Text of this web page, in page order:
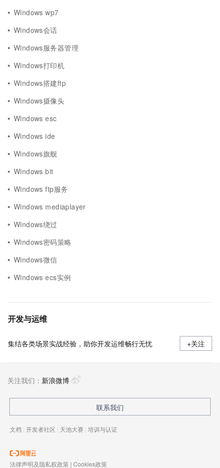
Windows wp7
Windows会话
Windows服务器管理
Windows打印机
Windows搭建ftp
Windows摄像头
Windows esc
Windows ide
Windows旗舰
Windows bit
Windows ftp服务
Windows mediaplayer
Windows绕过
Windows密码策略
Windows微信
Windows ecs实例
开发与运维
集结各类场景实战经验，助你开发运维畅行无忧 +关注
关注我们： 新浪微博
联系我们
文档 | 开发者社区 | 天池大赛 | 培训与认证
法律声明及隐私权政策 | Cookies政策